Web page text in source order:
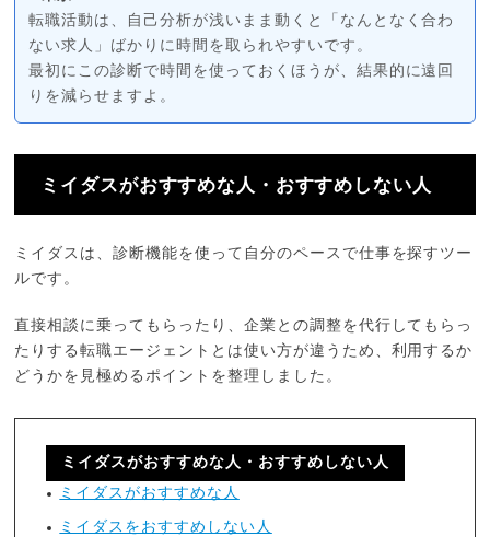
転職活動は、自己分析が浅いまま動くと「なんとなく合わ
ない求人」ばかりに時間を取られやすいです。
最初にこの診断で時間を使っておくほうが、結果的に遠回
りを減らせますよ。
ミイダスがおすすめな人・おすすめしない人
ミイダスは、診断機能を使って自分のペースで仕事を探すツー
ルです。
直接相談に乗ってもらったり、企業との調整を代行してもらっ
たりする転職エージェントとは使い方が違うため、利用するか
どうかを見極めるポイントを整理しました。
ミイダスがおすすめな人・おすすめしない人
ミイダスがおすすめな人
ミイダスをおすすめしない人